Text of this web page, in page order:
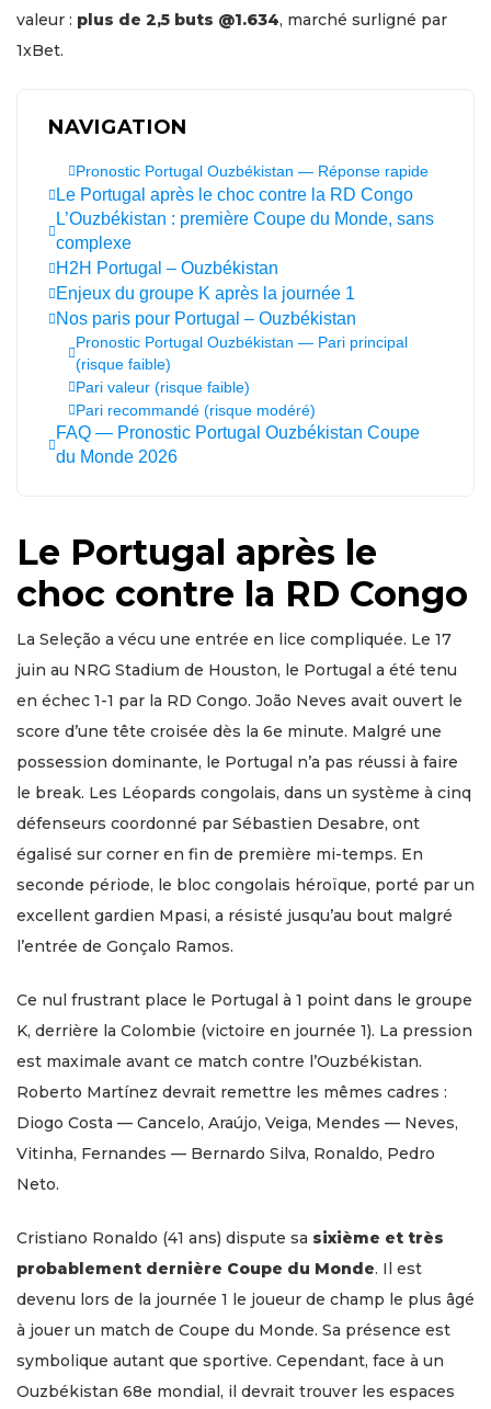
valeur : plus de 2,5 buts @1.634, marché surligné par
1xBet.
NAVIGATION
Pronostic Portugal Ouzbékistan — Réponse rapide
Le Portugal après le choc contre la RD Congo
L’Ouzbékistan : première Coupe du Monde, sans
complexe
H2H Portugal – Ouzbékistan
Enjeux du groupe K après la journée 1
Nos paris pour Portugal – Ouzbékistan
Pronostic Portugal Ouzbékistan — Pari principal
(risque faible)
Pari valeur (risque faible)
Pari recommandé (risque modéré)
FAQ — Pronostic Portugal Ouzbékistan Coupe
du Monde 2026
Le Portugal après le
choc contre la RD Congo
La Seleção a vécu une entrée en lice compliquée. Le 17
juin au NRG Stadium de Houston, le Portugal a été tenu
en échec 1-1 par la RD Congo. João Neves avait ouvert le
score d’une tête croisée dès la 6e minute. Malgré une
possession dominante, le Portugal n’a pas réussi à faire
le break. Les Léopards congolais, dans un système à cinq
défenseurs coordonné par Sébastien Desabre, ont
égalisé sur corner en fin de première mi-temps. En
seconde période, le bloc congolais héroïque, porté par un
excellent gardien Mpasi, a résisté jusqu’au bout malgré
l’entrée de Gonçalo Ramos.
Ce nul frustrant place le Portugal à 1 point dans le groupe
K, derrière la Colombie (victoire en journée 1). La pression
est maximale avant ce match contre l’Ouzbékistan.
Roberto Martínez devrait remettre les mêmes cadres :
Diogo Costa — Cancelo, Araújo, Veiga, Mendes — Neves,
Vitinha, Fernandes — Bernardo Silva, Ronaldo, Pedro
Neto.
Cristiano Ronaldo (41 ans) dispute sa sixième et très
probablement dernière Coupe du Monde. Il est
devenu lors de la journée 1 le joueur de champ le plus âgé
à jouer un match de Coupe du Monde. Sa présence est
symbolique autant que sportive. Cependant, face à un
Ouzbékistan 68e mondial, il devrait trouver les espaces